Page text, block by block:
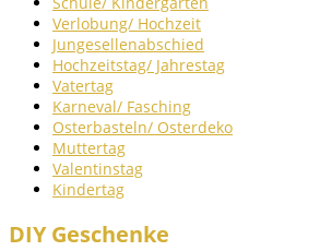
Verlobung/ Hochzeit
Jungesellenabschied
Hochzeitstag/ Jahrestag
Vatertag
Karneval/ Fasching
Osterbasteln/ Osterdeko
Muttertag
Valentinstag
Kindertag
DIY Geschenke